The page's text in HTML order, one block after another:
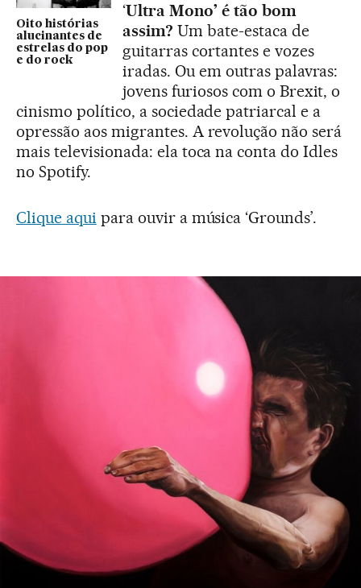
Oito histórias
alucinantes de
estrelas do pop
e do rock
‘Ultra Mono’ é tão bom
assim? Um bate-estaca de
guitarras cortantes e vozes
iradas. Ou em outras palavras:
jovens furiosos com o Brexit, o
cinismo político, a sociedade patriarcal e a
opressão aos migrantes. A revolução não será
mais televisionada: ela toca na conta do Idles
no Spotify.
Clique aqui para ouvir a música ‘Grounds’.